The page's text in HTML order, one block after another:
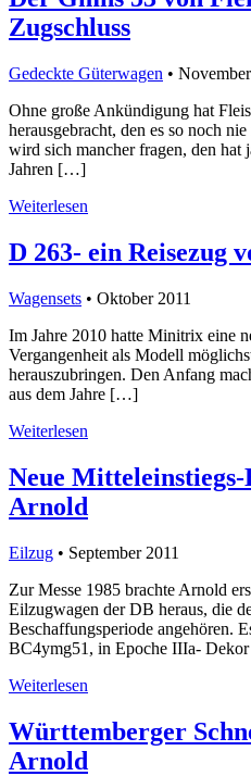
Zugschluss
Gedeckte Güterwagen •
Ohne große Ankündigung hat
herausgebracht, den es so noch
wird sich mancher fragen, den
Jahren […]
Weiterlesen
D 263- ein Reisezug
Wagensets • Oktober 2011
Im Jahre 2010 hatte Minitrix eine
Vergangenheit als Modell
herauszubringen. Den Anfang
aus dem Jahre […]
Weiterlesen
Neue
Arnold
Eilzug • September 2011
Zur Messe 1985 brachte Arnold
Eilzugwagen der DB heraus, die
Beschaffungsperiode angehören.
BC4ymg51, in Epoche IIIa-
Weiterlesen
Württemberger
Arnold